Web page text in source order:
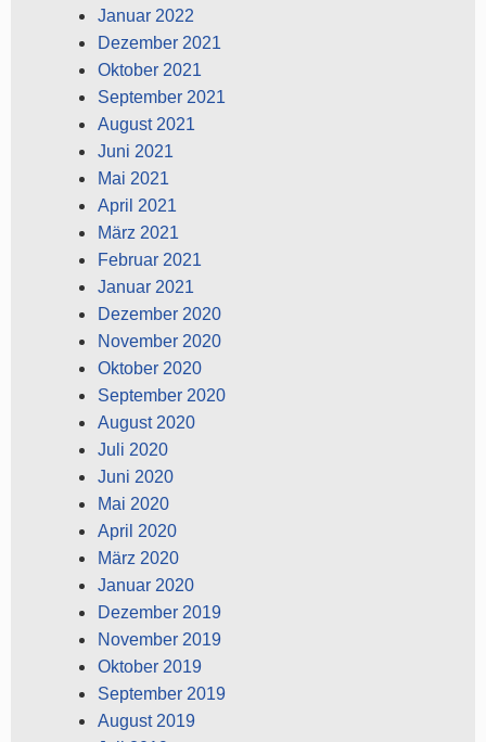
Januar 2022
Dezember 2021
Oktober 2021
September 2021
August 2021
Juni 2021
Mai 2021
April 2021
März 2021
Februar 2021
Januar 2021
Dezember 2020
November 2020
Oktober 2020
September 2020
August 2020
Juli 2020
Juni 2020
Mai 2020
April 2020
März 2020
Januar 2020
Dezember 2019
November 2019
Oktober 2019
September 2019
August 2019